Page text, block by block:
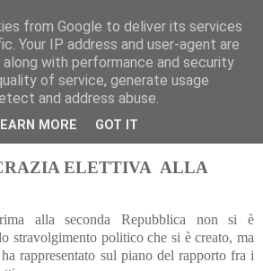
e dintorni
2021
ELETTIVA ALLA
alla seconda Repubblica non si è
stravolgimento politico che si è creato, ma
rappresentato sul piano del rapporto fra i
from Google to deliver its services
Your IP address and user-agent are
with performance and security
of service, generate usage
and address abuse.
MORE GOT IT